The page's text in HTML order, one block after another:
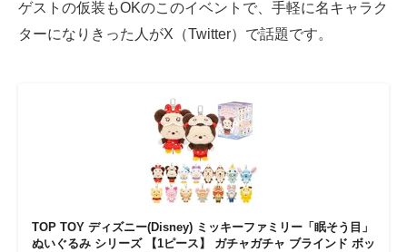
スマホと通信の最新トレンド
好きが集まる 比べて選べる
ビジネスと働き方のヒント
AI活用のいまが分かる
企業ITのトレンドを詳説
ゲストの仮装もOKのこのイベントで、手軽に名キャラク
ターになりきった人がX（Twitter）で話題です。
TOP TOY ディズニー(Disney) ミッキーファミリー「眠そう目」
ぬいぐるみ シリーズ 【1ピース】 ガチャガチャ ブラインド ボッ